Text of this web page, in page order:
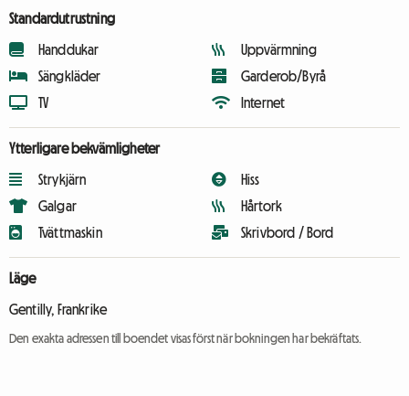
Standardutrustning
Handdukar
Sängkläder
TV
Uppvärmning
Garderob/Byrå
Internet
Ytterligare bekvämligheter
Strykjärn
Galgar
Tvättmaskin
Hiss
Hårtork
Skrivbord / Bord
Läge
Gentilly, Frankrike
Den exakta adressen till boendet visas först när bokningen har bekräftats.